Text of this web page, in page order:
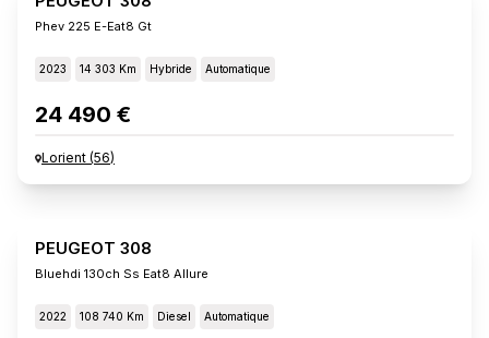
Phev 225 E-Eat8 Gt
2023 14 303 Km Hybride Automatique
24 490 €
Lorient (56)
PEUGEOT 308
Bluehdi 130ch Ss Eat8 Allure
2022 108 740 Km Diesel Automatique